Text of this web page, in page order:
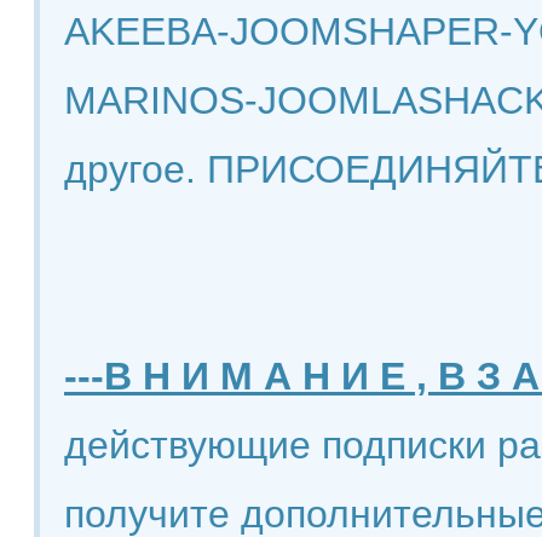
AKEEBA-JOOMSHAPER-
MARINOS-
другое.
---В Н И М А Н И Е , В З
действующие подписки
получите